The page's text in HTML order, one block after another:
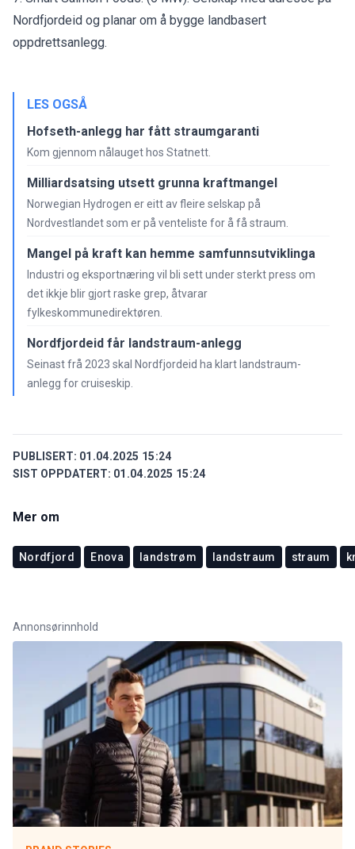
Nordfjordeid og planar om å bygge landbasert
oppdrettsanlegg.
LES OGSÅ
Hofseth-anlegg har fått straumgaranti
Kom gjennom nålauget hos Statnett.
Milliardsatsing utsett grunna kraftmangel
Norwegian Hydrogen er eitt av fleire selskap på
Nordvestlandet som er på venteliste for å få straum.
Mangel på kraft kan hemme samfunnsutviklinga
Industri og eksportnæring vil bli sett under sterkt press om
det ikkje blir gjort raske grep, åtvarar
fylkeskommunedirektøren.
Nordfjordeid får landstraum-anlegg
Seinast frå 2023 skal Nordfjordeid ha klart landstraum-
anlegg for cruiseskip.
PUBLISERT: 01.04.2025 15:24
SIST OPPDATERT: 01.04.2025 15:24
Mer om
Nordfjord Enova landstrøm landstraum straum
Annonsørinnhold